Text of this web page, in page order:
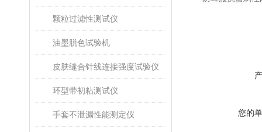
颗粒过滤性测试仪
油墨脱色试验机
皮肤缝合针线连接强度试验仪
环型带初粘测试仪
手套不泄漏性能测定仪 您的